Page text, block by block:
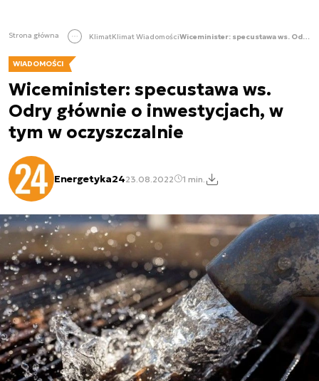
Strona główna KlimatKlimat Wiadomości Wiceminister: specustawa ws. Odry głównie o inwestycjach, w tym w oczyszczalnie
WIADOMOŚCI
Wiceminister: specustawa ws.
Odry głównie o inwestycjach, w
tym w oczyszczalnie
Energetyka2423.08.2022 1 min.